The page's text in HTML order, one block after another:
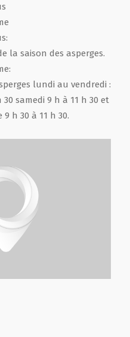
la saison des asperges.
lundi au vendredi :
30 samedi 9 h à 11 h 30 et
9 h 30 à 11 h 30.